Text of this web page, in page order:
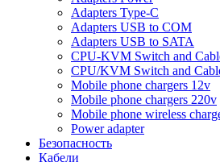
Adapters Type-C
Adapters USB to COM
Adapters USB to SATA
CPU-KVM Switch and
CPU/KVM Switch and
Mobile phone chargers 12v
Mobile phone chargers 220v
Mobile phone wireless
Power adapter
Безопасность
Кабели